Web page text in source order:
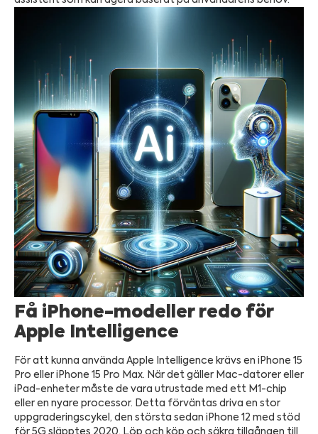
Få iPhone-modeller redo för
Apple Intelligence
För att kunna använda Apple Intelligence krävs en iPhone 15
Pro eller iPhone 15 Pro Max. När det gäller Mac-datorer eller
iPad-enheter måste de vara utrustade med ett M1-chip
eller en nyare processor. Detta förväntas driva en stor
uppgraderingscykel, den största sedan iPhone 12 med stöd
för 5G släpptes 2020. Löp och köp och säkra tillgången till